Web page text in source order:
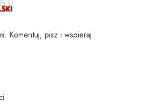
Komentuj, pisz i wspieraj